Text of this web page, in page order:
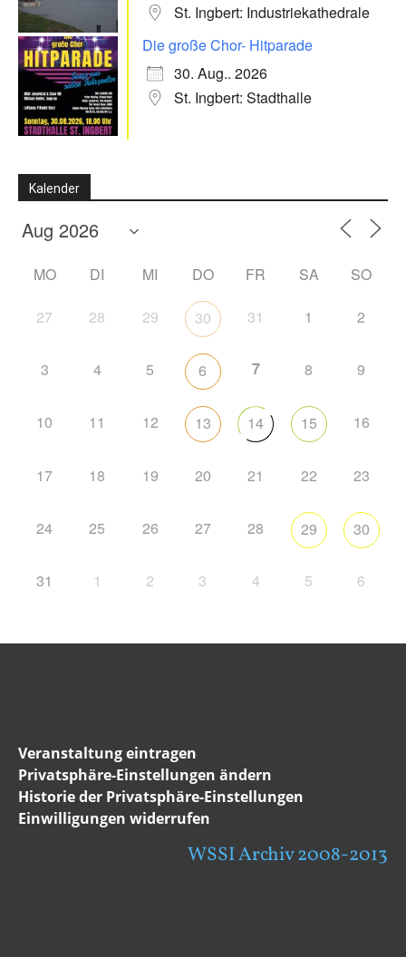
St. Ingbert: Industriekathedrale
Die große Chor- Hitparade
30. Aug.. 2026
St. Ingbert: Stadthalle
Kalender
MO DI MI DO FR SA SO
27 28 29 30 31 1 2
3 4 5 6 7 8 9
10 11 12 13 14 15 16
17 18 19 20 21 22 23
24 25 26 27 28 29 30
31 1 2 3 4 5 6
Veranstaltung eintragen
Privatsphäre-Einstellungen ändern
Historie der Privatsphäre-Einstellungen
Einwilligungen widerrufen
WSSI Archiv 2008-2013